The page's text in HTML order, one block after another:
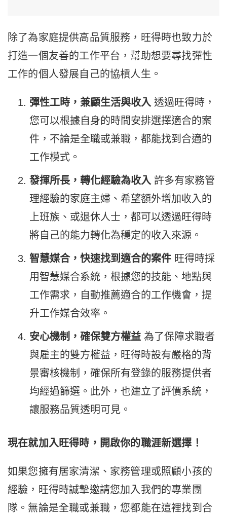
除了為家庭提供高品質服務，旺得時也致力於
打造一個友善的工作平台，幫助想要尋找彈性
工作的個人發展自己的協槓人生。
彈性工時，兼顧生活與收入 透過旺得時，
您可以根據自身的時間安排選擇適合的案
件，不論是全職或兼職，都能找到合適的
工作模式。
發揮所長，轉化經驗為收入 許多有家務管
理經驗的家庭主婦、希望額外增加收入的
上班族、或退休人士，都可以透過旺得時
將自己的能力轉化為穩定的收入來源。
智慧媒合，快速找到適合的案件旺得時採
用智慧媒合系統，根據您的技能、地點與
工作需求，自動推薦適合的工作機會，提
升工作媒合效率。
安心機制，確保雙方權益為了保障求職者
與雇主的雙方權益，旺得時設有嚴格的背
景審核機制，確保所有登錄的服務提供者
均經過篩選。此外，也建立了評價系統，
讓服務品質透明可見。
現在就加入旺得時，開啟你的職涯新選擇！
如果您擁有居家清潔、家務管理或照顧小孩的
經驗，旺得時誠摯邀請您加入我們的專業團
隊。無論是全職或兼職，您都能在這裡找到合